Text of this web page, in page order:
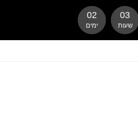
02
ימים
03
שעות